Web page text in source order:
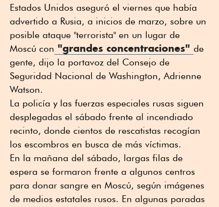
Estados Unidos aseguró el viernes que había
advertido a Rusia, a inicios de marzo, sobre un
posible ataque "terrorista" en un lugar de
Moscú con "grandes concentraciones" de
gente, dijo la portavoz del Consejo de
Seguridad Nacional de Washington, Adrienne
Watson.
La policía y las fuerzas especiales rusas siguen
desplegadas el sábado frente al incendiado
recinto, donde cientos de rescatistas recogían
los escombros en busca de más víctimas.
En la mañana del sábado, largas filas de
espera se formaron frente a algunos centros
para donar sangre en Moscú, según imágenes
de medios estatales rusos. En algunas paradas